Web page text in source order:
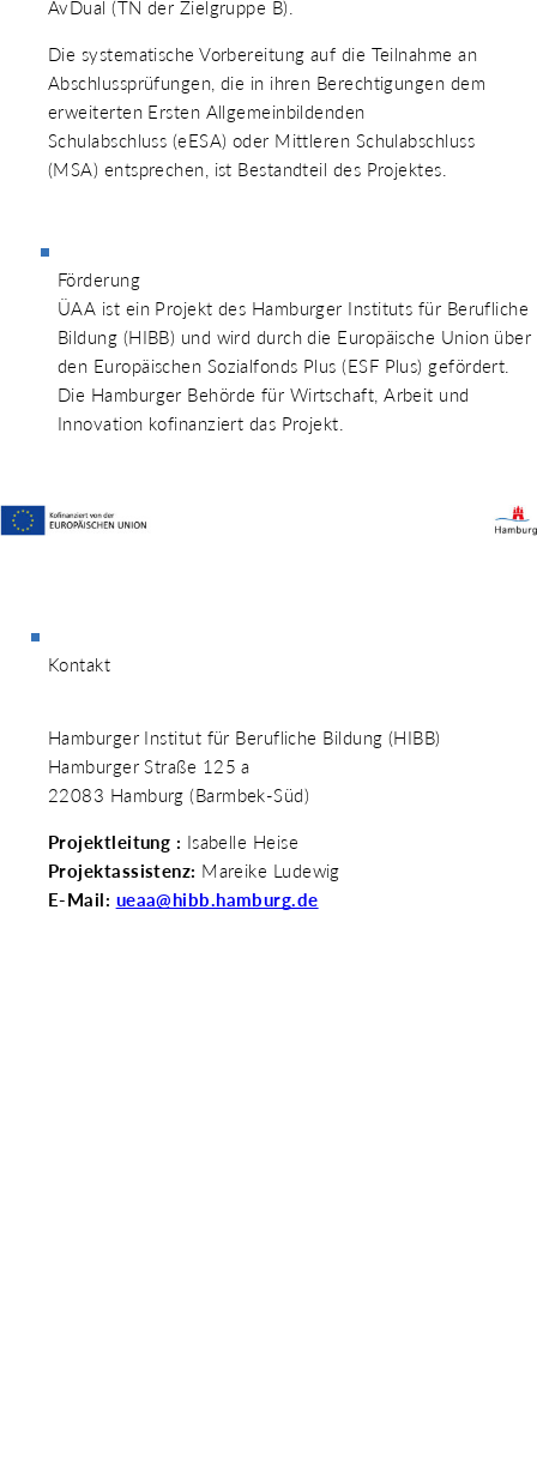
AvDual (TN der Zielgruppe B).
Die systematische Vorbereitung auf die Teilnahme an
Abschlussprüfungen, die in ihren Berechtigungen dem
erweiterten Ersten Allgemeinbildenden
Schulabschluss (eESA) oder Mittleren Schulabschluss
(MSA) entsprechen, ist Bestandteil des Projektes.
Förderung
ÜAA ist ein Projekt des Hamburger Instituts für Berufliche
Bildung (HIBB) und wird durch die Europäische Union über
den Europäischen Sozialfonds Plus (ESF Plus) gefördert.
Die Hamburger Behörde für Wirtschaft, Arbeit und
Innovation kofinanziert das Projekt.
Kontakt
Hamburger Institut für Berufliche Bildung (HIBB)
Hamburger Straße 125 a
22083 Hamburg (Barmbek-Süd)
Projektleitung : Isabelle Heise
Projektassistenz: Mareike Ludewig
E-Mail: ueaa@hibb.hamburg.de